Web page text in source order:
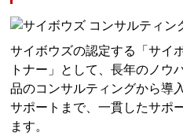
サイボウズの認定する「サイ
トナー」として、長年のノウ
品のコンサルティングから導
サポートまで、一貫したサポ
ます。